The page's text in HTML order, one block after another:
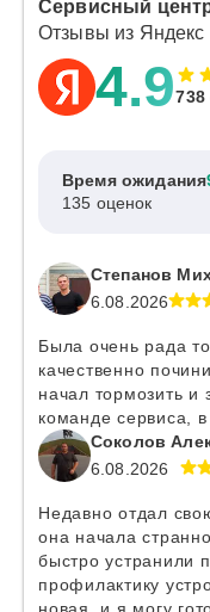
Сервисный
Отзывы из Яндекс
4.9738
Время ожидания
135 оценок
Степанов
6.08.2026
Была очень рада
качественно
начал тормозить и
команде сервиса,
Соколов
6.08.2026
Недавно отдал
она начала
быстро устранили
профилактику